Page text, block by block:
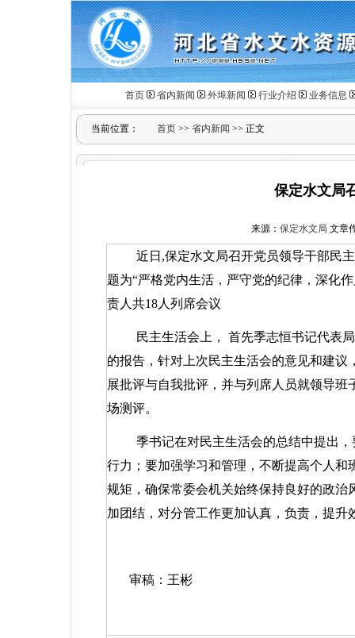
首页 省内新闻 外埠新闻 行业介绍 业务信息
当前位置： 首页 >> 省内新闻 >> 正文
保定水文局
来源： 保定水文局 文章
近日,保定水文局召开党员领导干部民
题为“严格党内生活，严守党的纪律，深化
责人共18人列席会议
民主生活会上，
首先季志恒书记代表
的报告，针对上次民主生活会的意见和建
展批评与自我批评，并与列席人员就领导
场测评。
季书记在对民主生活会的总结中提出
行力；要加强学习和管理，不断提高个人
规矩，确保常委会机关始终保持良好的政治
加团结，对分管工作更加认真，负责，提升
审稿：王彬